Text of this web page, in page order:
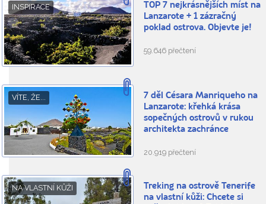
INSPIRACE
TOP 7 nejkrásnějších míst na
Lanzarote + 1 zázračný
poklad ostrova. Objevte je!
59.646 přečtení
VÍTE, ŽE...
7 děl Césara Manriqueho na
Lanzarote: křehká krása
sopečných ostrovů v rukou
architekta zachránce
20.919 přečtení
NA VLASTNÍ KŮŽI
Treking na ostrově Tenerife
na vlastní kůži: Chcete si